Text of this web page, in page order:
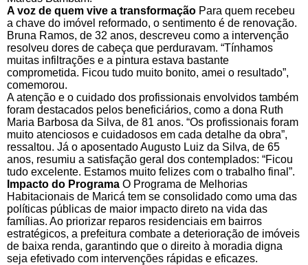
A voz de quem vive a transformação Para quem recebeu
a chave do imóvel reformado, o sentimento é de renovação.
Bruna Ramos, de 32 anos, descreveu como a intervenção
resolveu dores de cabeça que perduravam. “Tínhamos
muitas infiltrações e a pintura estava bastante
comprometida. Ficou tudo muito bonito, amei o resultado”,
comemorou.
A atenção e o cuidado dos profissionais envolvidos também
foram destacados pelos beneficiários, como a dona Ruth
Maria Barbosa da Silva, de 81 anos. “Os profissionais foram
muito atenciosos e cuidadosos em cada detalhe da obra”,
ressaltou. Já o aposentado Augusto Luiz da Silva, de 65
anos, resumiu a satisfação geral dos contemplados: “Ficou
tudo excelente. Estamos muito felizes com o trabalho final”.
Impacto do Programa O Programa de Melhorias
Habitacionais de Maricá tem se consolidado como uma das
políticas públicas de maior impacto direto na vida das
famílias. Ao priorizar reparos residenciais em bairros
estratégicos, a prefeitura combate a deterioração de imóveis
de baixa renda, garantindo que o direito à moradia digna
seja efetivado com intervenções rápidas e eficazes.